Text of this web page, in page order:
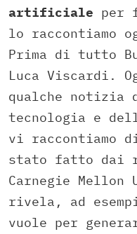
artificiale per
lo raccontiamo
Prima di tutto
Luca Viscardi.
qualche notizia
tecnologia e
vi raccontiamo
stato fatto dai
Carnegie
rivela, ad
vuole per